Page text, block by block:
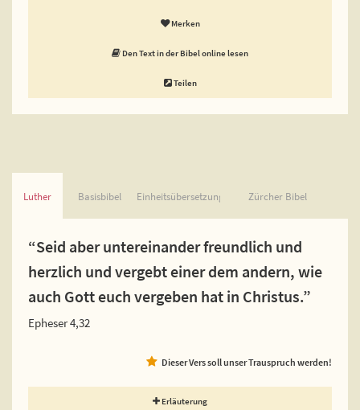
Merken
Den Text in der Bibel online lesen
Teilen
Luther Basisbibel Einheitsübersetzung Zürcher Bibel
“Seid aber untereinander freundlich und
herzlich und vergebt einer dem andern, wie
auch Gott euch vergeben hat in Christus.”
Epheser 4,32
Dieser Vers soll unser Trauspruch werden!
Erläuterung